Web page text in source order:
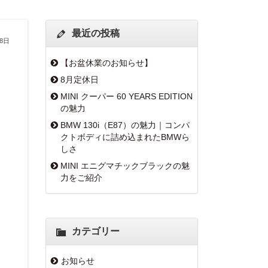
日
最近の投稿
【お盆休業のお知らせ】
8月定休日
MINI クーパー 60 YEARS EDITION
の魅力
BMW 130i（E87）の魅力｜コンパ
クトボディに詰め込まれたBMWら
しさ
MINI エニグマチックブラックの魅
力をご紹介
カテゴリー
お知らせ